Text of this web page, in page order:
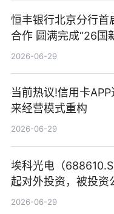
恒丰银行北京分行首
合作 圆满完成“26国新租赁
SCP003”发行_焦点精
2026-06-29
当前热议!信用卡
来经营模式重构
2026-06-29
埃科光电（
起对外投资，被投资
元随信息技术有限公司
2026-06-29